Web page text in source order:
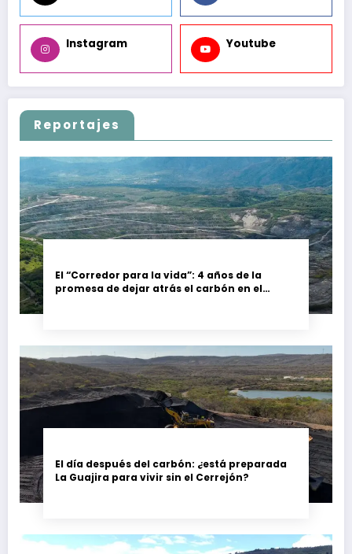
Instagram Youtube
Reportajes
El “Corredor para la vida”: 4 años de la
promesa de dejar atrás el carbón en el
El día después del carbón: ¿está preparada
La Guajira para vivir sin el Cerrejón?